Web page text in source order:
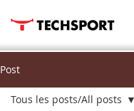
Post
Tous les posts/All posts